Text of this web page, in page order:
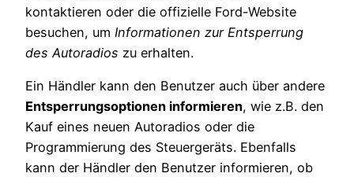
kontaktieren oder die offizielle Ford-Website
besuchen, um Informationen zur Entsperrung
des Autoradios zu erhalten.
Ein Händler kann den Benutzer auch über andere
Entsperrungsoptionen informieren, wie z.B. den
Kauf eines neuen Autoradios oder die
Programmierung des Steuergeräts. Ebenfalls
kann der Händler den Benutzer informieren, ob